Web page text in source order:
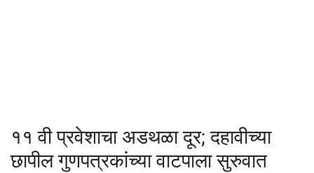
गॅलरी
११ वी प्रवेशाचा अडथळा दूर; दहावीच्या
छापील गुणपत्रकांच्या वाटपाला सुरुवात